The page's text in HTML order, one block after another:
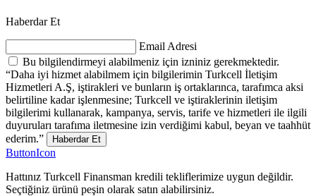
Haberdar Et
Email Adresi
Bu bilgilendirmeyi alabilmeniz için izniniz gerekmektedir.
“Daha iyi hizmet alabilmem için bilgilerimin Turkcell İletişim
Hizmetleri A.Ş, iştirakleri ve bunların iş ortaklarınca, tarafımca aksi
belirtiline kadar işlenmesine; Turkcell ve iştiraklerinin iletişim
bilgilerimi kullanarak, kampanya, servis, tarife ve hizmetleri ile ilgili
duyuruları tarafıma iletmesine izin verdiğimi kabul, beyan ve taahhüt
ederim.”
Haberdar Et
ButtonIcon
Hattınız Turkcell Finansman kredili tekliflerimize uygun değildir.
Seçtiğiniz ürünü peşin olarak satın alabilirsiniz.